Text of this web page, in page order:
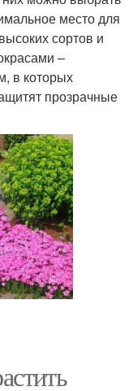
место для
сортов и
–
в которых
прозрачные